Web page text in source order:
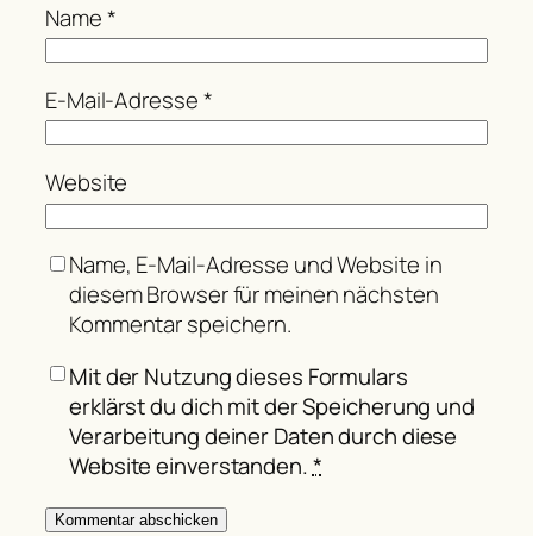
Name*
E-Mail-Adresse*
Website
Name, E-Mail-Adresse und Website in
diesem Browser für meinen nächsten
Kommentar speichern.
Mit der Nutzung dieses Formulars
erklärst du dich mit der Speicherung und
Verarbeitung deiner Daten durch diese
Website einverstanden.*